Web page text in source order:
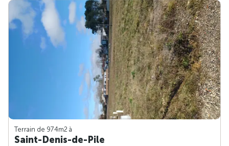
Terrain de 974m2 à
Saint-Denis-de-Pile